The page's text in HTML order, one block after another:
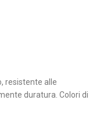
resistente alle
duratura. Colori di